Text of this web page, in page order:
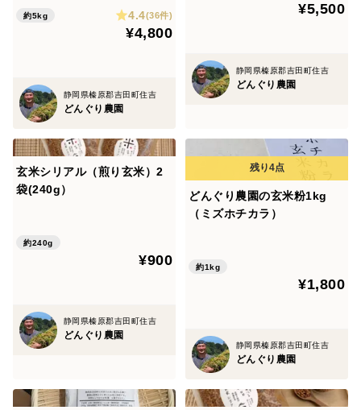
【業務用にご検討のお客様へ】
業務用でのご利用をご検討のお客様向けに大袋もござい
ますので、お気軽にご相談ください。
エネルギー 374kcal 炭水化物 81.9g たんぱく質 6.0g 食
塩相当量 0.0g 脂質 0.7g
日本食品標準成分表による推定値
約5kg 4.4(36件)
¥4,800
静岡県榛原郡吉田町住吉
どんぐり農園
¥5,500
静岡県榛原郡吉田町住吉
どんぐり農園
玄米シリアル（煎り玄米）2
袋(240g）
約240g
¥900
静岡県榛原郡吉田町住吉
どんぐり農園
どんぐり農園の玄米粉1kg
（ミズホチカラ）
約1kg
¥1,800
静岡県榛原郡吉田町住吉
どんぐり農園